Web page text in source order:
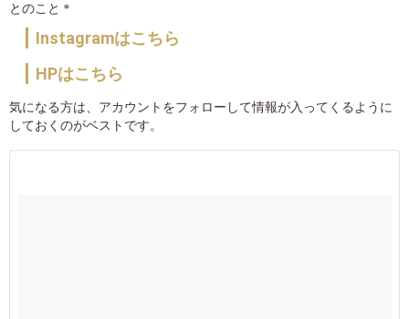
とのこと＊
Instagramはこちら
HPはこちら
気になる方は、アカウントをフォローして情報が入ってくるように
しておくのがベストです。